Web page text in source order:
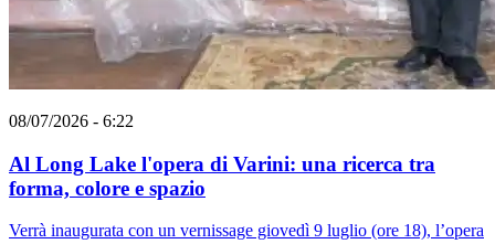
08/07/2026 - 6:22
Al Long Lake l'opera di Varini: una ricerca tra
forma, colore e spazio
Verrà inaugurata con un vernissage giovedì 9 luglio (ore 18), l’opera